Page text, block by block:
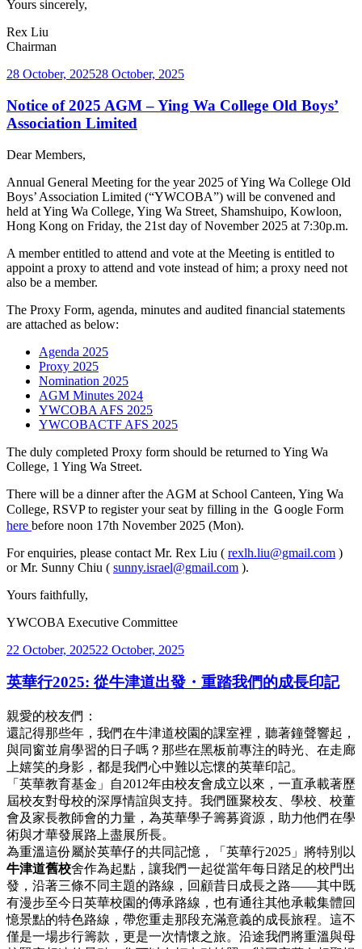
Yours sincerely,
Rex Liu
Chairman
Posted
28 October, 202528 October, 2025
Notice of 2025 AGM – Ying Wa College Old Boys’
Association Limited
Dear Members,
Annual General Meeting for the year 2025 of Ying Wa College Old
Boys’ Association Limited (“YWCOBA”) will be convened and
held at Ying Wa College, Ying Wa Street, Shamshuipo, Kowloon,
Hong Kong on Friday, the 21st day of November 2025 at 7:30p.m.
A member entitled to attend and vote at the Meeting is entitled to
appoint a proxy to attend and vote instead of him; a proxy need not
also be a member.
The Proxy Form, agenda, minutes and audited financial statements
are attached as below:
Agenda 2025
Proxy 2025
Nomination 2025
AGM Minutes 2024
YWCOBA AFS 2025
YWCOBACTF AFS 2025
The duly completed Proxy form should be returned to Ying Wa
College, 1 Ying Wa Street.
There will be a dinner after the AGM at School Canteen, Ying Wa
College, RSVP to register your seat by filling in the Ｇoogle Form
here before noon 17th November 2025 (Mon).
For enquiries, please contact Mr. Rex Liu ( rexlh.liu@gmail.com )
or Mr. Sunny Chiu ( sunny.israel@gmail.com ).
Yours faithfully,
YWCOBA Executive Committee
Posted
22 October, 202522 October, 2025
英華行2025: 從牛津道出發・重踏我們的成長印記
親愛的校友們：
還記得那些年，我們在牛津道校園的課室裡，聽著鐘聲響起，
與同窗並肩學習的日子嗎？那些在黑板前專注的時光、在走廊
上嬉笑的身影，都是我們心中難以忘懷的英華印記。
「英華教育基金」自2012年由校友會成立以來，一直承載著歷
屆校友對母校的深厚情誼與支持。我們匯聚校友、學校、校董
會及家長教師會的力量，為英華學子籌募資源，助力他們在學
術與才華發展路上盡展所長。
為重溫這份屬於英華仔的共同記憶，「英華行2025」將特別以
牛津道舊校舍作為起點，讓我們一起從當年每日踏足的校門出
發，沿著三條不同主題的路線，回顧昔日成長之路——其中既
有漫步至今日英華校園的傳承路線，也有通往其他承載集體回
憶景點的特色路線，帶您重走那段充滿意義的成長旅程。這不
僅是一場步行籌款，更是一次情懷之旅。沿途我們將重溫與母